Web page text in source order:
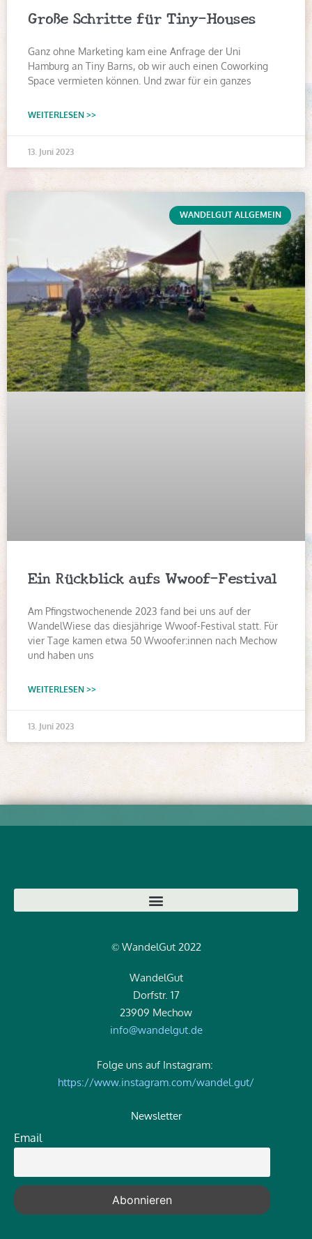
Große Schritte für Tiny-Houses
Ganz ohne Marketing kam eine Anfrage der Uni
Hamburg an Tiny Barns, ob wir auch einen Coworking
Space vermieten können. Und zwar für ein ganzes
WEITERLESEN >>
13. Juni 2023
WANDELGUT ALLGEMEIN
Ein Rückblick aufs Wwoof-Festival
Am Pfingstwochenende 2023 fand bei uns auf der
WandelWiese das diesjährige Wwoof-Festival statt. Für
vier Tage kamen etwa 50 Wwoofer:innen nach Mechow
und haben uns
WEITERLESEN >>
13. Juni 2023
© WandelGut 2022
WandelGut
Dorfstr. 17
23909 Mechow
info@wandelgut.de
Folge uns auf Instagram:
https://www.instagram.com/wandel.gut/
Newsletter
Email